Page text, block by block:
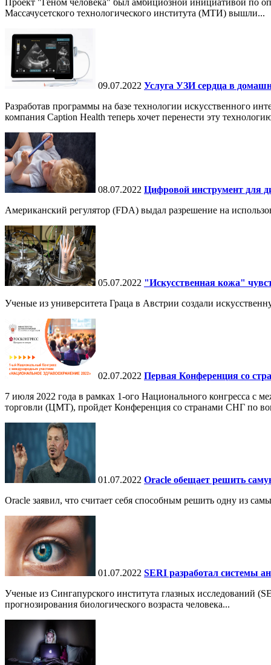
Проект "Геном человека" был амбициозной инициативой по
Массачусетского технологического института (МТИ) вышли...
09.07.2022 Услуга УЗИ сердца в
Разработав программы на базе технологии искусственного
компания Caption Health теперь хочет перенести эту
08.07.2022 Цифровой инструмент для
Американский регулятор (FDA) выдал разрешение на
05.07.2022 "Искусственная кожа"
Ученые из университета Граца в Австрии создали
02.07.2022 Первая Конференция со
7 июля 2022 года в рамках 1-ого Национального конгресса с
торговли (ЦМТ), пройдет Конференция со странами СНГ по
01.07.2022 Oracle обещает решить
Oracle заявил, что считает себя способным решить одну из
01.07.2022 SERI разработал системы
Ученые из Сингапурского института глазных исследований
прогнозирования биологического возраста человека...